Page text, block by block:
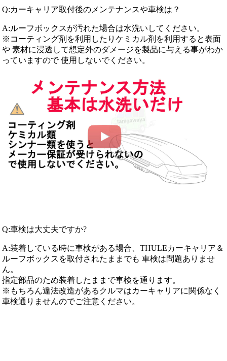
Q:カーキャリア取付後のメンテナンスや車検は？
A:ルーフボックスが汚れた場合は水洗いしてください。
※コーティング剤を利用したりケミカル剤を利用すると表面
や 素材に浸透して想定外のダメージを製品に与える事がわか
っていますので 使用しないでください。
Q:車検は大丈夫ですか?
A:装着している時に車検がある場合、THULEカーキャリア＆
ルーフボックスを取付されたままでも 車検は問題ありませ
ん。
指定部品のため装着したままで車検を通ります。
※もちろん違法改造があるクルマはカーキャリアに関係なく
車検通りませんのでご注意ください。